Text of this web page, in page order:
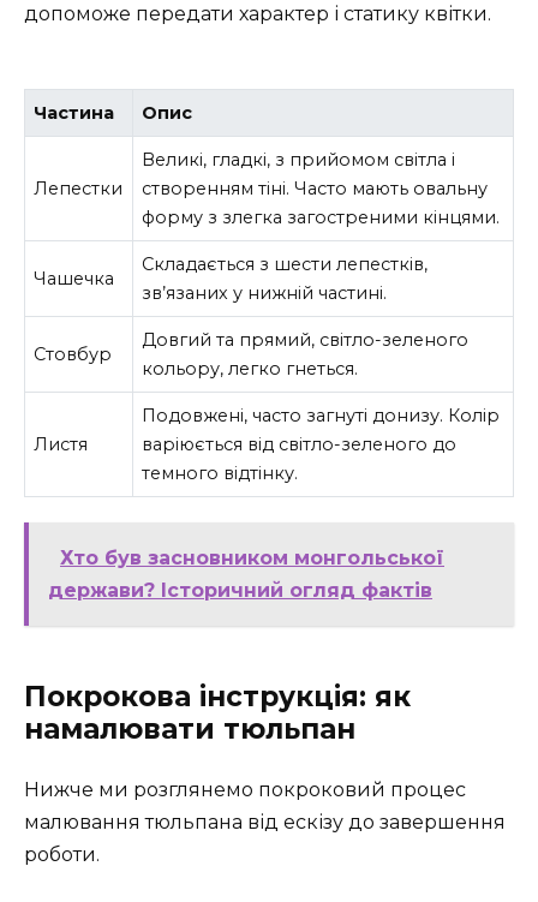
допоможе передати характер і статику квітки.
Частина Опис
Лепестки
Великі, гладкі, з прийомом світла і
створенням тіні. Часто мають овальну
форму з злегка загостреними кінцями.
Чашечка
Складається з шести лепестків,
зв’язаних у нижній частині.
Стовбур
Довгий та прямий, світло-зеленого
кольору, легко гнеться.
Листя
Подовжені, часто загнуті донизу. Колір
варіюється від світло-зеленого до
темного відтінку.
Хто був засновником монгольської
держави? Історичний огляд фактів
Покрокова інструкція: як
намалювати тюльпан
Нижче ми розглянемо покроковий процес
малювання тюльпана від ескізу до завершення
роботи.